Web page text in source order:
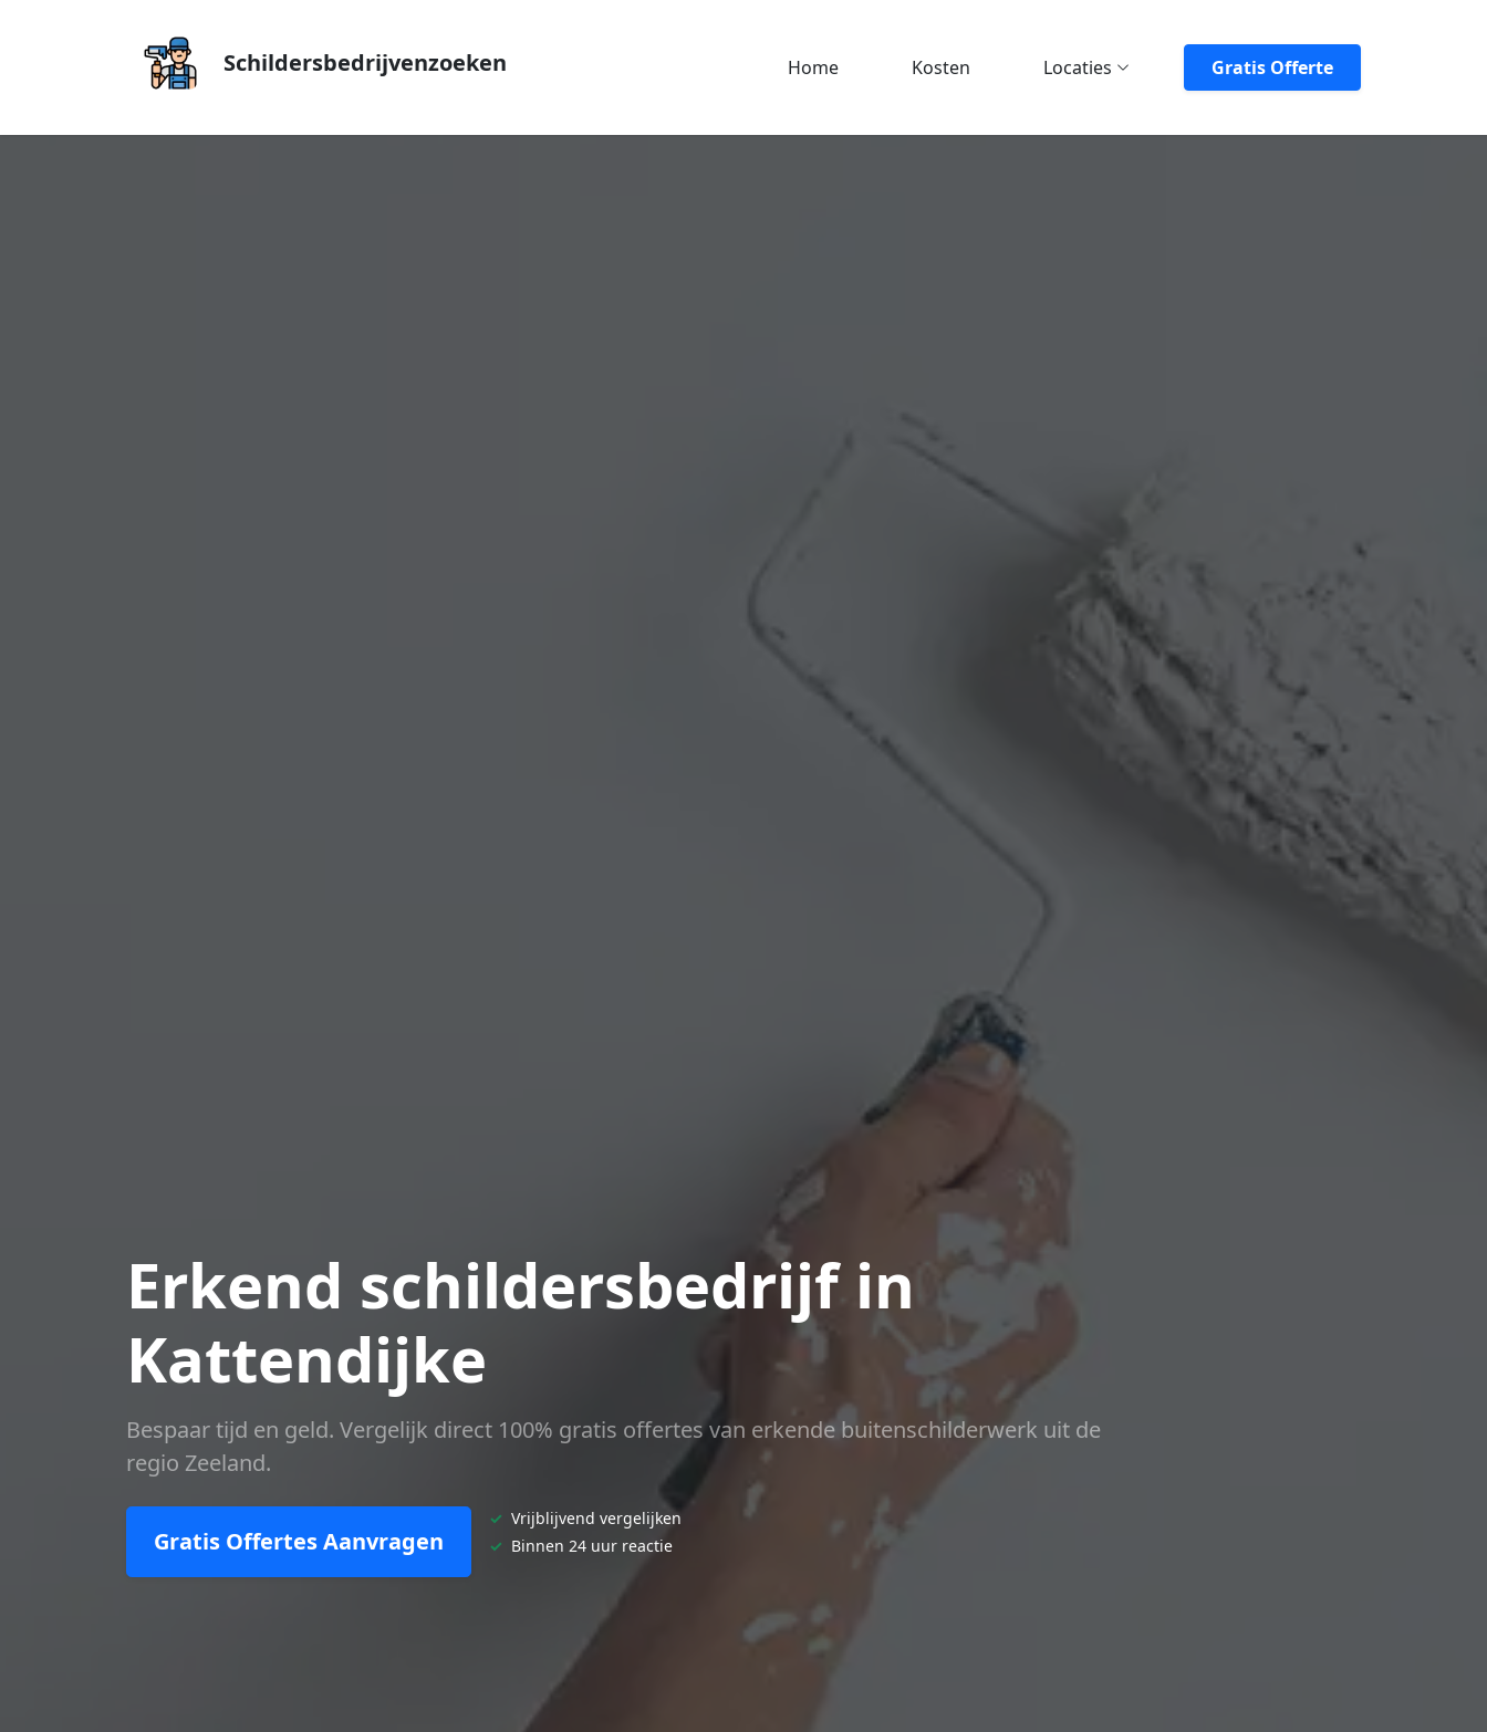
Schildersbedrijvenzoeken Home Kosten Locaties Gratis Offerte
Erkend schildersbedrijf in
Kattendijke
Bespaar tijd en geld. Vergelijk direct 100% gratis offertes van erkende buitenschilderwerk uit de
regio Zeeland.
Gratis Offertes Aanvragen
✓ Vrijblijvend vergelijken
✓ Binnen 24 uur reactie